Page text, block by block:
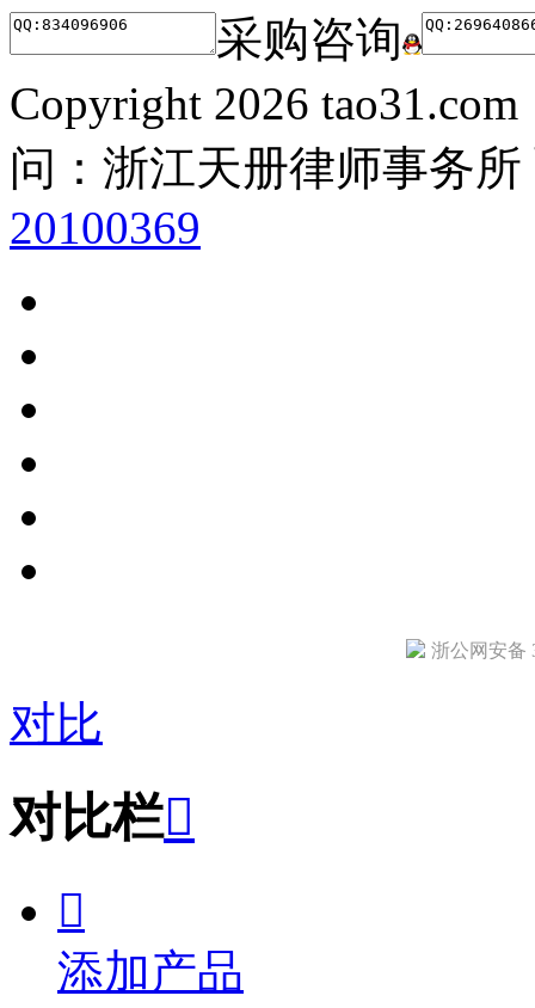
采购咨询
Copyright 2026
问：浙江天册律师事务
20100369
浙公网安备
对比
对比栏

添加产品